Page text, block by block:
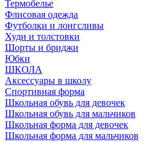
Термобелье
Флисовая одежда
Футболки и лонгсливы
Худи и толстовки
Шорты и бриджи
Юбки
ШКОЛА
Аксессуары в школу
Спортивная форма
Школьная обувь для девочек
Школьная обувь для мальчиков
Школьная форма для девочек
Школьная форма для мальчиков